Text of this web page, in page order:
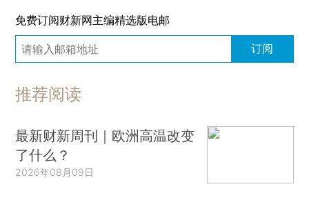
免费订阅财新网主编精选版电邮
订阅
推荐阅读
最新财新周刊｜欧洲高温改变
了什么？
2026年08月09日